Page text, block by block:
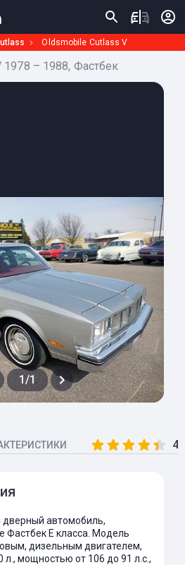
Oldsmobile Cutlass V
1978 – 1988, Фастбек
1/1
дверный автомобиль,
Фастбек E класса. Модель
дизельным двигателем,
л., мощностью от 106 до 91 л.с.,